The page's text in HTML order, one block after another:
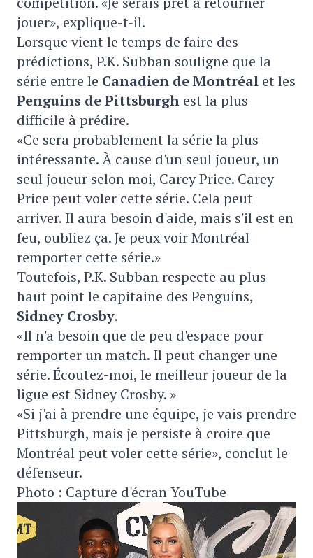
jouer», explique-t-il.
Lorsque vient le temps de faire des
prédictions, P.K. Subban souligne que la
série entre le Canadien de Montréal et les
Penguins de Pittsburgh est la plus
difficile à prédire.
«Ce sera probablement la série la plus
intéressante. À cause d'un seul joueur, un
seul joueur selon moi, Carey Price. Carey
Price peut voler cette série. Cela peut
arriver. Il aura besoin d'aide, mais s'il est en
feu, oubliez ça. Je peux voir Montréal
remporter cette série.»
Toutefois, P.K. Subban respecte au plus
haut point le capitaine des Penguins,
Sidney Crosby.
«Il n'a besoin que de peu d'espace pour
remporter un match. Il peut changer une
série. Écoutez-moi, le meilleur joueur de la
ligue est Sidney Crosby. »
«Si j'ai à prendre une équipe, je vais prendre
Pittsburgh, mais je persiste à croire que
Montréal peut voler cette série», conclut le
défenseur.
Photo : Capture d'écran YouTube